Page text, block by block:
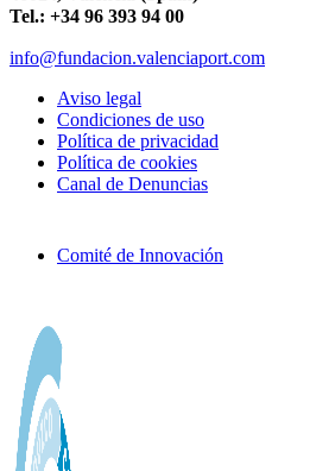
Tel.: +34 96 393 94 00
info@fundacion.valenciaport.com
Aviso legal
Condiciones de uso
Política de privacidad
Política de cookies
Canal de Denuncias
Comité de Innovación